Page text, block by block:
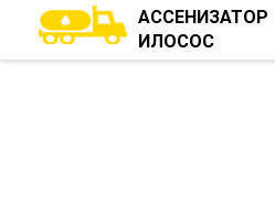
АССЕНИЗАТОР
ИЛОСОС